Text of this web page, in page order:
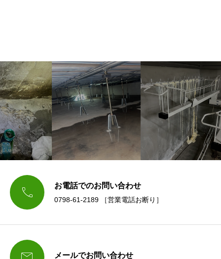
 お電話でのお問い合わせ
0798-61-2189 ［営業電話お断り］
メールでお問い合わせ